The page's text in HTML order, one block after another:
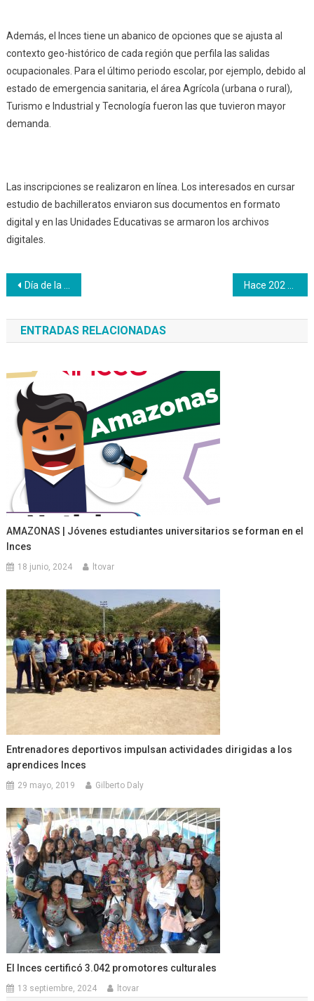
Además, el Inces tiene un abanico de opciones que se ajusta al
contexto geo-histórico de cada región que perfila las salidas
ocupacionales. Para el último periodo escolar, por ejemplo, debido al
estado de emergencia sanitaria, el área Agrícola (urbana o rural),
Turismo e Industrial y Tecnología fueron las que tuvieron mayor
demanda.
Las inscripciones se realizaron en línea. Los interesados en cursar
estudio de bachilleratos enviaron sus documentos en formato
digital y en las Unidades Educativas se armaron los archivos
digitales.
Navegación
de
entradas
Día de la Victoria Perfecta: Cuando Chávez se volvió 8 millones
ENTRADAS RELACIONADAS
AMAZONAS | Jóvenes estudiantes universitarios se forman en el
Inces
18 junio, 2024 ltovar
Entrenadores deportivos impulsan actividades dirigidas a los
aprendices Inces
29 mayo, 2019 Gilberto Daly
El Inces certificó 3.042 promotores culturales
13 septiembre, 2024 ltovar